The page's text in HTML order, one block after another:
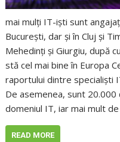
mai mulţi IT-işti sunt
Bucureşti, dar și în Cluj şi
Mehedinţi şi Giurgiu, după
stă cel mai bine în Europa
raportului dintre specialiști
De asemenea, sunt 20.000
domeniul IT, iar mai mult
READ MORE